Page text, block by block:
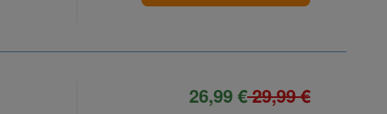
26,99 €29,99 €